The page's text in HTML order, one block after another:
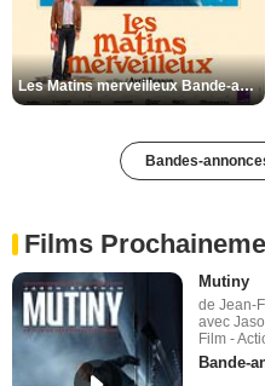
Les Matins merveilleux Bande-annonce VF
Bandes-
Films
Mutiny
de Jean-
avec
Film -
Bande-